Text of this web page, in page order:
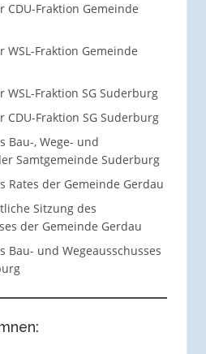
CDU-Fraktion Gemeinde
WSL-Fraktion Gemeinde
WSL-Fraktion SG Suderburg
CDU-Fraktion SG Suderburg
Bau-, Wege- und
Samtgemeinde Suderburg
Rates der Gemeinde Gerdau
Sitzung des
der Gemeinde Gerdau
Bau- und Wegeausschusses